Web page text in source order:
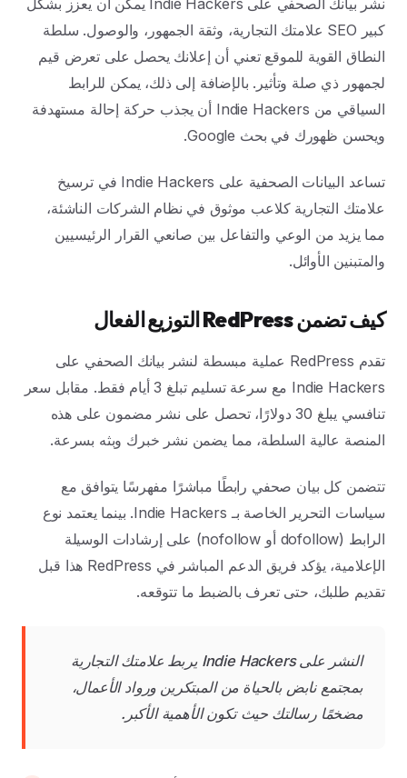
نشر بيانك الصحفي على Indie Hackers يمكن أن يعزز بشكل
كبير SEO علامتك التجارية، وثقة الجمهور، والوصول. سلطة
النطاق القوية للموقع تعني أن إعلانك يحصل على تعرض قيم
لجمهور ذي صلة وتأثير. بالإضافة إلى ذلك، يمكن للرابط
السياقي من Indie Hackers أن يجذب حركة إحالة مستهدفة
ويحسن ظهورك في بحث Google.
تساعد البيانات الصحفية على Indie Hackers في ترسيخ
علامتك التجارية كلاعب موثوق في نظام الشركات الناشئة،
مما يزيد من الوعي والتفاعل بين صانعي القرار الرئيسيين
والمتبنين الأوائل.
كيف تضمن RedPress التوزيع الفعال
تقدم RedPress عملية مبسطة لنشر بيانك الصحفي على
Indie Hackers مع سرعة تسليم تبلغ 3 أيام فقط. مقابل سعر
تنافسي يبلغ 30 دولارًا، تحصل على نشر مضمون على هذه
المنصة عالية السلطة، مما يضمن نشر خبرك وبثه بسرعة.
تتضمن كل بيان صحفي رابطًا مباشرًا مفهرسًا يتوافق مع
سياسات التحرير الخاصة بـ Indie Hackers. بينما يعتمد نوع
الرابط (dofollow أو nofollow) على إرشادات الوسيلة
الإعلامية، يؤكد فريق الدعم المباشر في RedPress هذا قبل
تقديم طلبك، حتى تعرف بالضبط ما تتوقعه.
النشر على Indie Hackers يربط علامتك التجارية
بمجتمع نابض بالحياة من المبتكرين ورواد الأعمال،
مضخمًا رسالتك حيث تكون الأهمية الأكبر.